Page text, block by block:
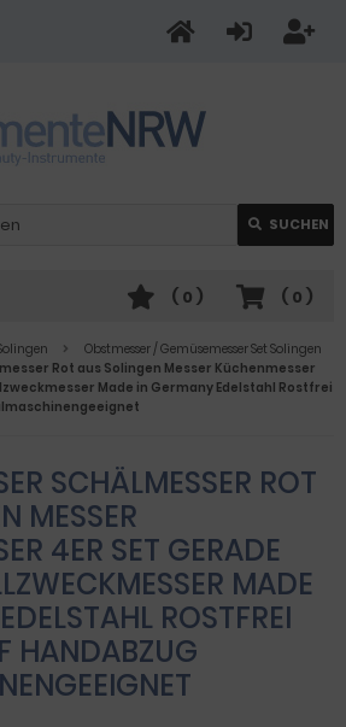
SUCHEN
( 0 )
( 0 )
Obstmesser / Gemüsemesser Set Solingen
Rot aus Solingen Messer Küchenmesser
Made in Germany Edelstahl Rostfrei
SCHÄLMESSER ROT
MESSER
4ER SET GERADE
MADE
ROSTFREI
HANDABZUG